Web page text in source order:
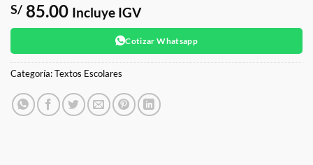
S/ 85.00 Incluye IGV
Cotizar Whatsapp
Categoría:Textos Escolares